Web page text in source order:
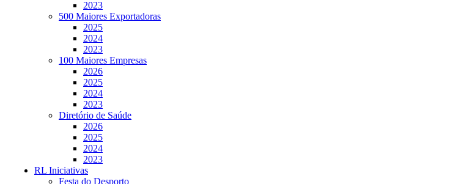
2023
500 Maiores Exportadoras
2025
2024
2023
100 Maiores Empresas
2026
2025
2024
2023
Diretório de Saúde
2026
2025
2024
2023
RL Iniciativas
Festa do Desporto